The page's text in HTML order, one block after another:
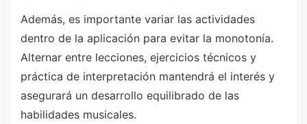
Además, es importante variar las actividades
dentro de la aplicación para evitar la monotonía.
Alternar entre lecciones, ejercicios técnicos y
práctica de interpretación mantendrá el interés y
asegurará un desarrollo equilibrado de las
habilidades musicales.